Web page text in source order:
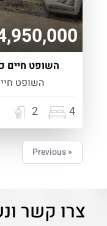
השופט חיים כהן - 5 חדרים עם
השופט חיים כהן 18,
4
2
« Previous
צרו קשר